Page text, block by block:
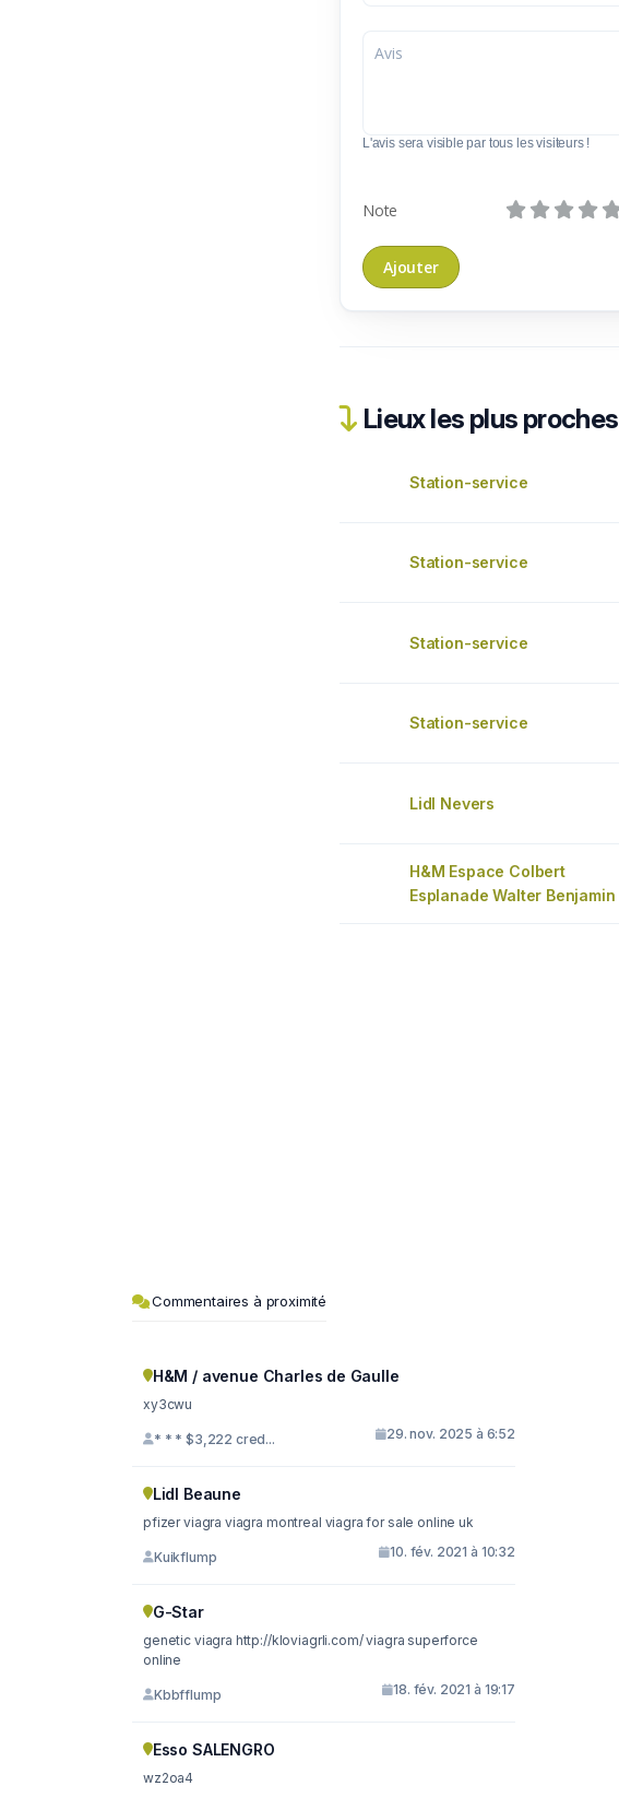
L'avis sera visible par tous les visiteurs !
Note
Lieux les plus proches
Station-service
Station-service
Station-service
Station-service
Lidl Nevers
H&M Espace Colbert
Esplanade Walter Benjamin
Commentaires à proximité
H&M / avenue Charles de Gaulle
xy3cwu
* * * $3,222 cred... 29. nov. 2025 à 6:52
Lidl Beaune
pfizer viagra viagra montreal viagra for sale online uk
Kuikflump 10. fév. 2021 à 10:32
G-Star
genetic viagra http://kloviagrli.com/ viagra superforce
online
Kbbfflump 18. fév. 2021 à 19:17
Esso SALENGRO
wz2oa4